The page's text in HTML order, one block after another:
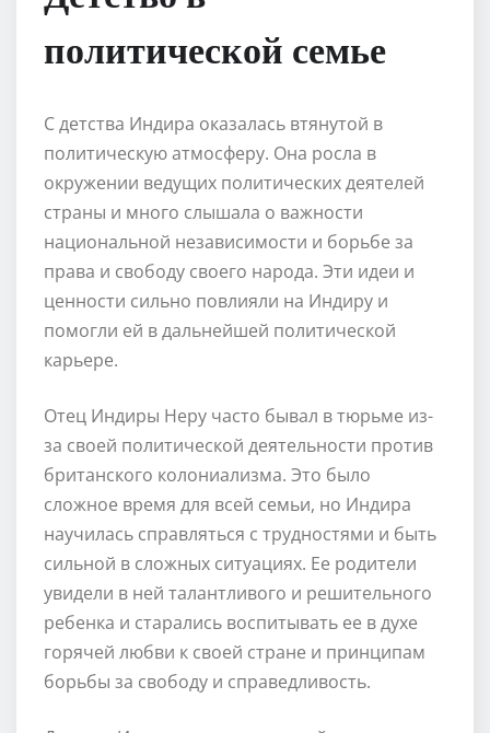
политической семье
С детства Индира оказалась втянутой в
политическую атмосферу. Она росла в
окружении ведущих политических деятелей
страны и много слышала о важности
национальной независимости и борьбе за
права и свободу своего народа. Эти идеи и
ценности сильно повлияли на Индиру и
помогли ей в дальнейшей политической
карьере.
Отец Индиры Неру часто бывал в тюрьме из-
за своей политической деятельности против
британского колониализма. Это было
сложное время для всей семьи, но Индира
научилась справляться с трудностями и быть
сильной в сложных ситуациях. Ее родители
увидели в ней талантливого и решительного
ребенка и старались воспитывать ее в духе
горячей любви к своей стране и принципам
борьбы за свободу и справедливость.